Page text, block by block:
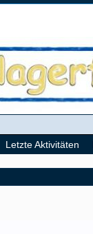
Letzte Aktivitäten